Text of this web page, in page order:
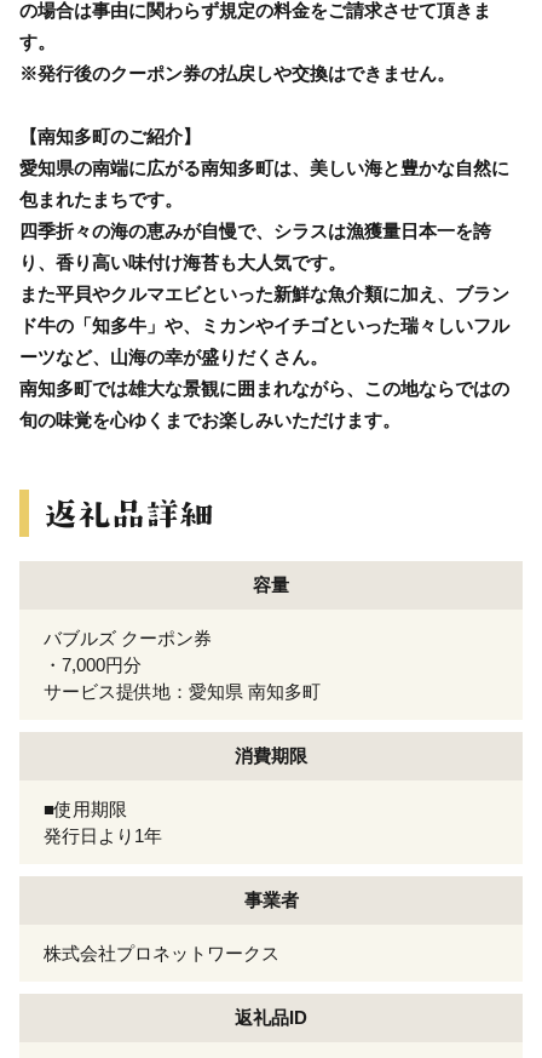
の場合は事由に関わらず規定の料金をご請求させて頂きま
す。
※発行後のクーポン券の払戻しや交換はできません。
【南知多町のご紹介】
愛知県の南端に広がる南知多町は、美しい海と豊かな自然に
包まれたまちです。
四季折々の海の恵みが自慢で、シラスは漁獲量日本一を誇
り、香り高い味付け海苔も大人気です。
また平貝やクルマエビといった新鮮な魚介類に加え、ブラン
ド牛の「知多牛」や、ミカンやイチゴといった瑞々しいフル
ーツなど、山海の幸が盛りだくさん。
南知多町では雄大な景観に囲まれながら、この地ならではの
旬の味覚を心ゆくまでお楽しみいただけます。
容量
バブルズ クーポン券
・7,000円分
サービス提供地：愛知県 南知多町
消費期限
■使用期限
発行日より1年
事業者
株式会社プロネットワークス
返礼品ID